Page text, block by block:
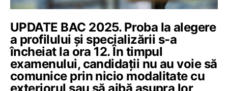
UPDATE BAC 2025. Proba la alegere
a profilului și specializării s-a
încheiat la ora 12. În timpul
examenului, candidații nu au voie să
comunice prin nicio modalitate cu